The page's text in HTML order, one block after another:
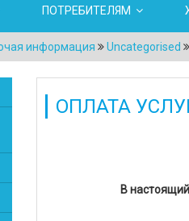
ПОТРЕБИТЕЛЯМ
информация Uncategorised
ОПЛАТА
В